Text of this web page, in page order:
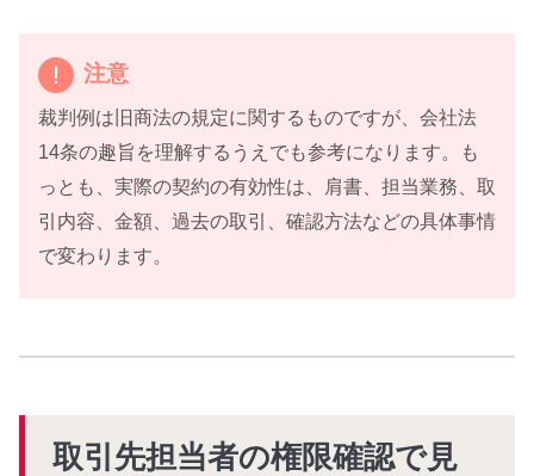
注意
裁判例は旧商法の規定に関するものですが、会社法
14条の趣旨を理解するうえでも参考になります。も
っとも、実際の契約の有効性は、肩書、担当業務、取
引内容、金額、過去の取引、確認方法などの具体事情
で変わります。
取引先担当者の権限確認で見